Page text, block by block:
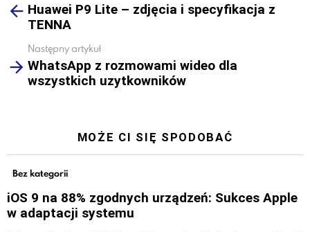
moreHuawei P9 Lite – zdjęcia i specyfikacja z
TENNA
Następny artykuł
WhatsApp z rozmowami wideo dla
wszystkich uzytkowników
MOŻE CI SIĘ SPODOBAĆ
Bez kategorii
iOS 9 na 88% zgodnych urządzeń: Sukces Apple
w adaptacji systemu